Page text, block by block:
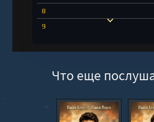
8
9
Что еще